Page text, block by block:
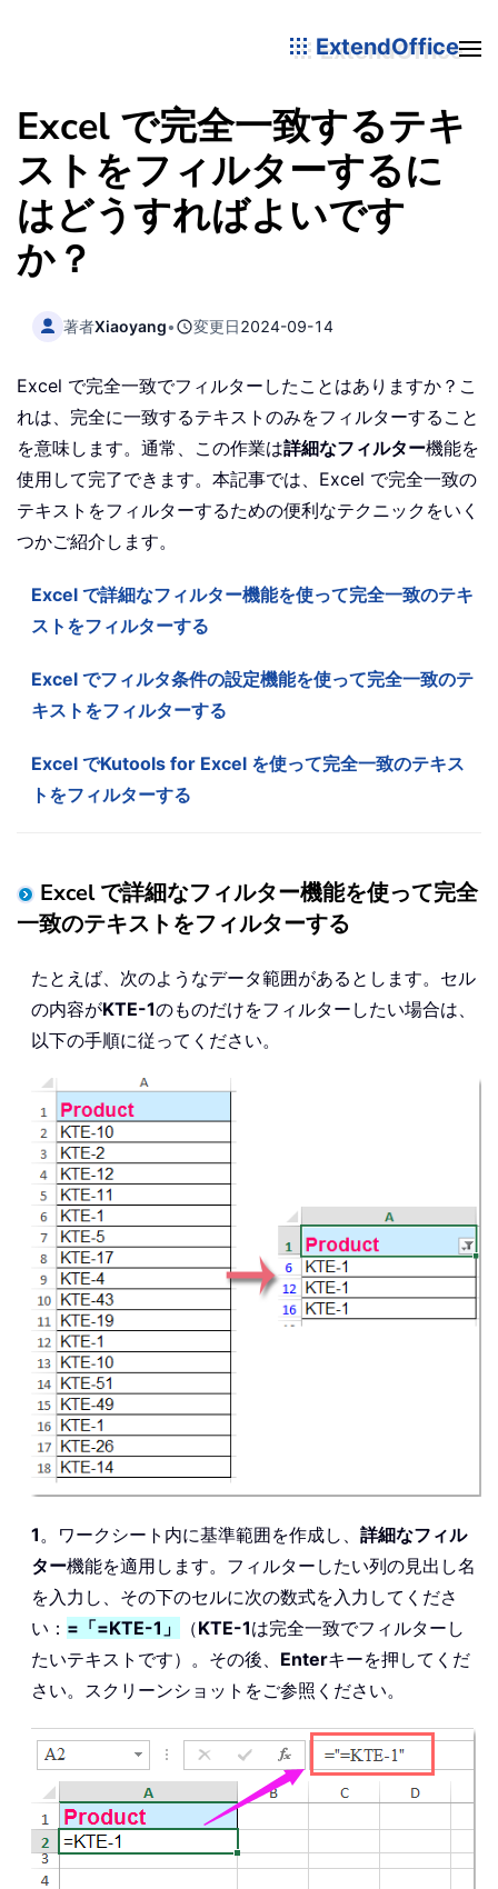
ExtendOffice
Excel で完全一致するテキ
ストをフィルターするに
はどうすればよいです
か？
著者Xiaoyang• 変更日2024-09-14
Excel で完全一致でフィルターしたことはありますか？こ
れは、完全に一致するテキストのみをフィルターすること
を意味します。通常、この作業は詳細なフィルター機能を
使用して完了できます。本記事では、Excel で完全一致の
テキストをフィルターするための便利なテクニックをいく
つかご紹介します。
Excel で詳細なフィルター機能を使って完全一致のテキ
ストをフィルターする
Excel でフィルタ条件の設定機能を使って完全一致のテ
キストをフィルターする
Excel でKutools for Excel を使って完全一致のテキス
トをフィルターする
Excel で詳細なフィルター機能を使って完全
一致のテキストをフィルターする
たとえば、次のようなデータ範囲があるとします。セル
の内容がKTE-1のものだけをフィルターしたい場合は、
以下の手順に従ってください。
1 。ワークシート内に基準範囲を作成し、 詳細なフィル
ター機能を適用します。フィルターしたい列の見出し名
を入力し、その下のセルに次の数式を入力してくださ
い： =「=KTE-1」 （KTE-1は完全一致でフィルターし
たいテキストです）。その後、 Enterキーを押してくだ
さい。スクリーンショットをご参照ください。